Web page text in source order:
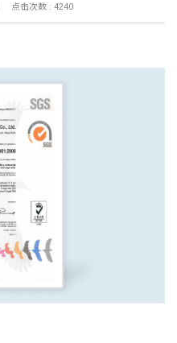
点击次数 : 4240